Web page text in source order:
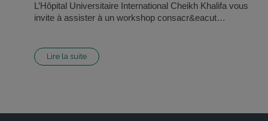
L’Hôpital Universitaire International Cheikh Khalifa vous
invite à assister à un workshop consacr&eacut…
Lire la suite